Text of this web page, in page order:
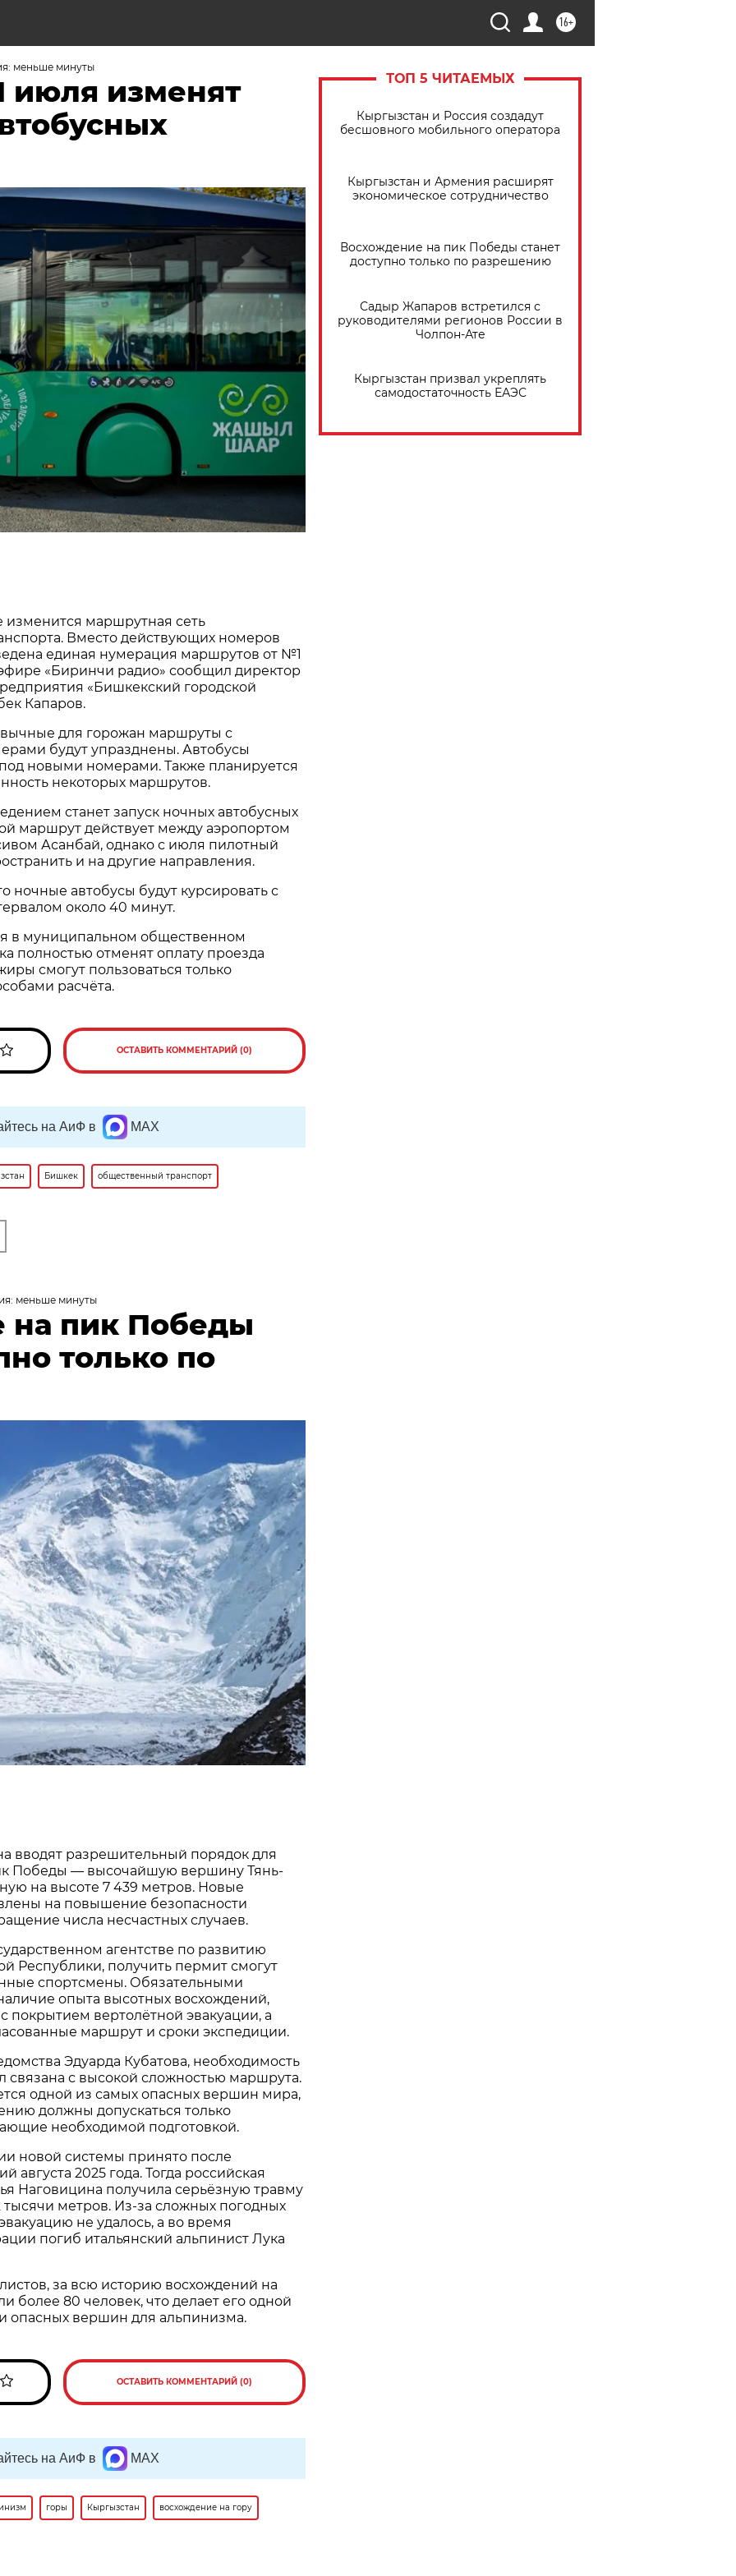
16+
меньше минуты
июля изменят
изменится маршрутная сеть
Вместо действующих номеров
единая нумерация маршрутов от №1
«Биринчи радио» сообщил директор
«Бишкекский городской
Капаров.
для горожан маршруты с
будут упразднены. Автобусы
новыми номерами. Также планируется
некоторых маршрутов.
станет запуск ночных автобусных
маршрут действует между аэропортом
Асанбай, однако с июля пилотный
и на другие направления.
ночные автобусы будут курсировать с
около 40 минут.
в муниципальном общественном
полностью отменят оплату проезда
смогут пользоваться только
расчёта.
ОСТАВИТЬ КОММЕНТАРИЙ (0)
на АиФ в MAX
Бишкек общественный транспорт
ТОП 5 ЧИТАЕМЫХ
Кыргызстан и Россия создадут
бесшовного мобильного оператора
Кыргызстан и Армения расширят
экономическое сотрудничество
Восхождение на пик Победы станет
доступно только по разрешению
Садыр Жапаров встретился с
руководителями регионов России в
Чолпон-Ате
Кыргызстан призвал укреплять
самодостаточность ЕАЭС
меньше минуты
на пик Победы
только по
вводят разрешительный порядок для
Победы — высочайшую вершину Тянь-
на высоте 7 439 метров. Новые
на повышение безопасности
числа несчастных случаев.
агентстве по развитию
Республики, получить пермит смогут
спортсмены. Обязательными
опыта высотных восхождений,
покрытием вертолётной эвакуации, а
маршрут и сроки экспедиции.
Эдуарда Кубатова, необходимость
связана с высокой сложностью маршрута.
одной из самых опасных вершин мира,
должны допускаться только
необходимой подготовкой.
новой системы принято после
августа 2025 года. Тогда российская
Наговицина получила серьёзную травму
тысячи метров. Из-за сложных погодных
не удалось, а во время
погиб итальянский альпинист Лука
за всю историю восхождений на
более 80 человек, что делает его одной
опасных вершин для альпинизма.
ОСТАВИТЬ КОММЕНТАРИЙ (0)
на АиФ в MAX
горы Кыргызстан восхождение на гору